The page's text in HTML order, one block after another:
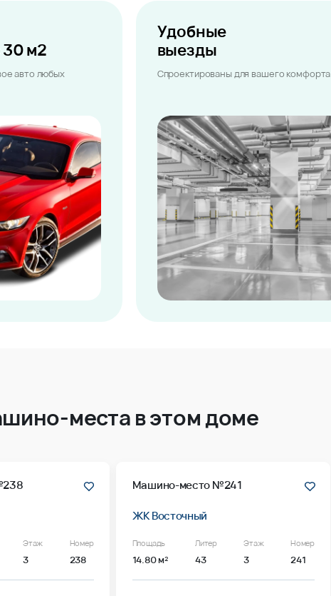
30 м2
авто любых
Удобные
выезды
Спроектированы для вашего комфорта
места в этом доме
Этаж
3
Номер
238
Машино-место №241
ЖК Восточный
Площадь
14.80 м²
Литер
43
Этаж
3
Номер
241